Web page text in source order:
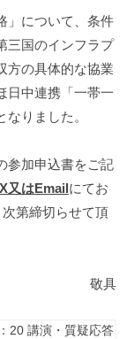
」について、条件
三国のインフラプ
方の具体的な協業
日中連携「一帯一
りました。
参加申込書をご記
又はEmailにてお
第締切らせて頂
敬具
： 20 講演・質疑応答